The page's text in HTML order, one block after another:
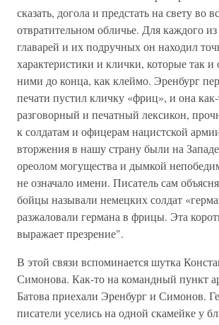
сказать, догола и предстать на свету во
отвратительном обличье. Для каждого
главарей и их подручных он находил
характеристики и клички, которые так и
ними до конца, как клеймо. Эренбург
печати пустил кличку «фриц», и она
разговорный и печатный лексикон,
к солдатам и офицерам нацистской
вторжения в нашу страну были на
ореолом могущества и дымкой
не означало имени. Писатель сам
бойцы называли немецких солдат
разжаловали германа в фрицы. Эта
выражает презрение".
В этой связи вспоминается шутка
Симонова. Как-то на командный пункт
Батова приехали Эренбург и Симонов.
писатели уселись на одной скамейке у